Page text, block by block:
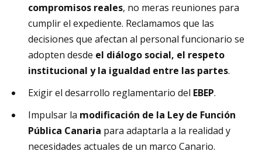
compromisos reales, no meras reuniones para
cumplir el expediente. Reclamamos que las
decisiones que afectan al personal funcionario se
adopten desde el diálogo social, el respeto
institucional y la igualdad entre las partes.
Exigir el desarrollo reglamentario del EBEP.
Impulsar la modificación de la Ley de Función
Pública Canaria para adaptarla a la realidad y
necesidades actuales de un marco Canario.